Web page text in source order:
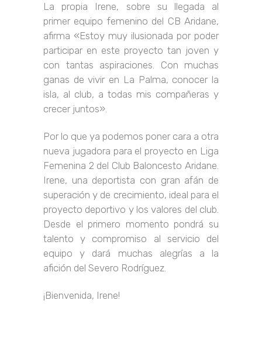
La propia Irene, sobre su llegada al
primer equipo femenino del CB Aridane,
afirma «Estoy muy ilusionada por poder
participar en este proyecto tan joven y
con tantas aspiraciones. Con muchas
ganas de vivir en La Palma, conocer la
isla, al club, a todas mis compañeras y
crecer juntos».
Por lo que ya podemos poner cara a otra
nueva jugadora para el proyecto en Liga
Femenina 2 del Club Baloncesto Aridane.
Irene, una deportista con gran afán de
superación y de crecimiento, ideal para el
proyecto deportivo y los valores del club.
Desde el primero momento pondrá su
talento y compromiso al servicio del
equipo y dará muchas alegrías a la
afición del Severo Rodríguez.
¡Bienvenida, Irene!